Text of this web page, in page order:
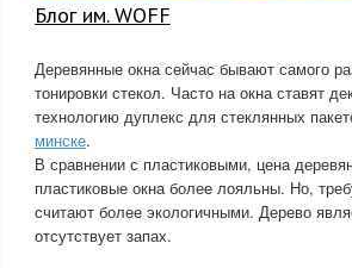
Блог им. WOFF
Деревянные окна сейчас бывают самого
тонировки стекол. Часто на окна ставят
технологию дуплекс для стеклянных
минске.
В сравнении с пластиковыми, цена
пластиковые окна более лояльны. Но,
считают более экологичными. Дерево
отсутствует запах.